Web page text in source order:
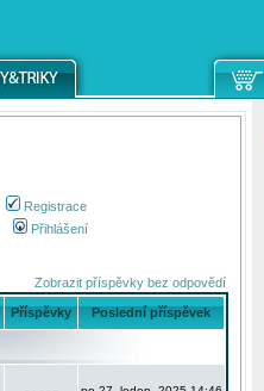
Registrace
Přihlášení
Zobrazit příspěvky bez odpovědí
Příspěvky Poslední příspěvek